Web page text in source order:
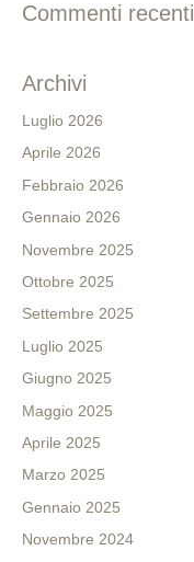
Commenti recenti
Archivi
Luglio 2026
Aprile 2026
Febbraio 2026
Gennaio 2026
Novembre 2025
Ottobre 2025
Settembre 2025
Luglio 2025
Giugno 2025
Maggio 2025
Aprile 2025
Marzo 2025
Gennaio 2025
Novembre 2024